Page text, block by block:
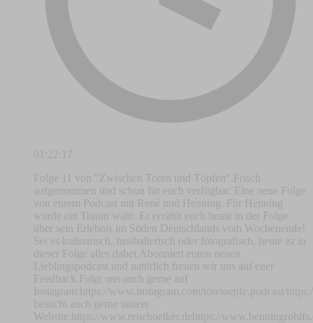
01:22:17
Folge 11 von "Zwischen Toren und Töpfen".Frisch
aufgenommen und schon für euch verfügbar. Eine neue Folge
von eurem Podcast mit René und Henning. Für Henning
wurde ein Traum wahr. Er erzählt euch heute in der Folge
über sein Erlebnis im Süden Deutschlands vom Wochenende!
Sei es kulinarisch, fussballerisch oder fotografisch, heute ist in
dieser Folge alles dabei.Abonniert euren neuen
Lieblingspodcast und natürlich freuen wir uns auf euer
Feedback.Folgt uns auch gerne auf
Instagram:https://www.instagram.com/toretoepfe.podcast/
besucht auch gerne unsere
Website:https://www.renehoelker.dehttps://